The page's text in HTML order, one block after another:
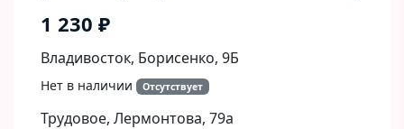
1 230 ₽
Владивосток, Борисенко, 9Б​
Нет в наличии Отсутствует
Трудовое, Лермонтова, 79а